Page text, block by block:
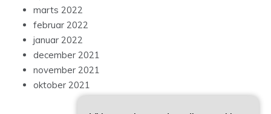
marts 2022
februar 2022
januar 2022
december 2021
november 2021
oktober 2021